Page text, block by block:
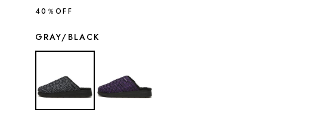
40％OFF
GRAY/BLACK